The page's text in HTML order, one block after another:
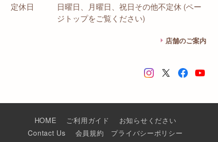
定休日
日曜日、月曜日、祝日その他不定休 (ペー
ジトップをご覧ください)
店舗のご案内
HOME ご利用ガイド
お知らせください
Contact Us
会員規約
プライバシーポリシー